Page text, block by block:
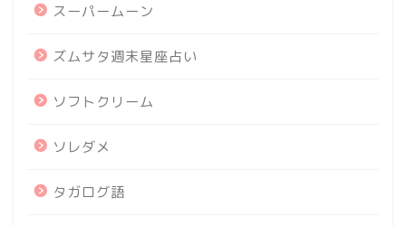
スーパームーン
ズムサタ週末星座占い
ソフトクリーム
ソレダメ
タガログ語